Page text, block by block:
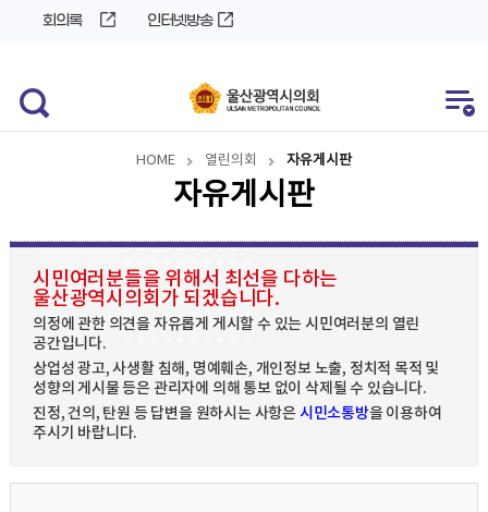
회의록 인터넷방송
HOME 열린의회 자유게시판
자유게시판
시민여러분들을 위해서 최선을 다하는
울산광역시의회가 되겠습니다.
의정에 관한 의견을 자유롭게 게시할 수 있는 시민여러분의 열린
공간입니다.
상업성 광고, 사생활 침해, 명예훼손, 개인정보 노출, 정치적 목적 및
성향의 게시물 등은 관리자에 의해 통보 없이 삭제될 수 있습니다.
진정, 건의, 탄원 등 답변을 원하시는 사항은시민소통방을 이용하여
주시기 바랍니다.